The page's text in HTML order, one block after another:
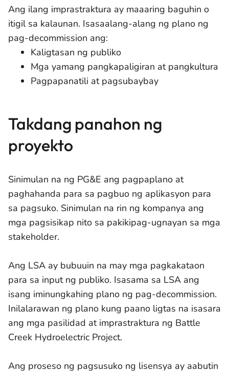
Ang ilang imprastraktura ay maaaring baguhin o
itigil sa kalaunan. Isasaalang-alang ng plano ng
pag-decommission ang:
Kaligtasan ng publiko
Mga yamang pangkapaligiran at pangkultura
Pagpapanatili at pagsubaybay
Takdang panahon ng
proyekto
Sinimulan na ng PG&E ang pagpaplano at
paghahanda para sa pagbuo ng aplikasyon para
sa pagsuko. Sinimulan na rin ng kompanya ang
mga pagsisikap nito sa pakikipag-ugnayan sa mga
stakeholder.
Ang LSA ay bubuuin na may mga pagkakataon
para sa input ng publiko. Isasama sa LSA ang
isang iminungkahing plano ng pag-decommission.
Inilalarawan ng plano kung paano ligtas na isasara
ang mga pasilidad at imprastraktura ng Battle
Creek Hydroelectric Project.
Ang proseso ng pagsusuko ng lisensya ay aabutin